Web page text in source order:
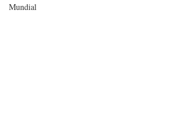
Mundial